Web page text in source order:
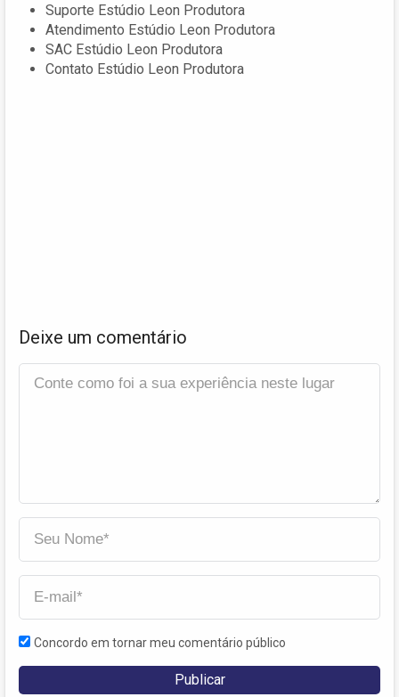
Suporte Estúdio Leon Produtora
Atendimento Estúdio Leon Produtora
SAC Estúdio Leon Produtora
Contato Estúdio Leon Produtora
Deixe um comentário
Concordo em tornar meu comentário público